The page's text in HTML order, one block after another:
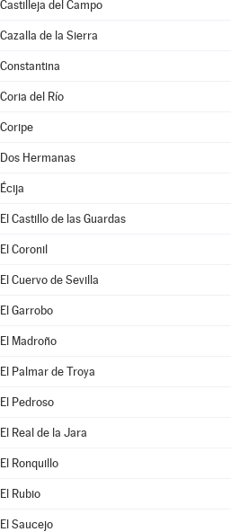
Castilleja del Campo
Cazalla de la Sierra
Constantina
Coria del Río
Coripe
Dos Hermanas
Écija
El Castillo de las Guardas
El Coronil
El Cuervo de Sevilla
El Garrobo
El Madroño
El Palmar de Troya
El Pedroso
El Real de la Jara
El Ronquillo
El Rubio
El Saucejo